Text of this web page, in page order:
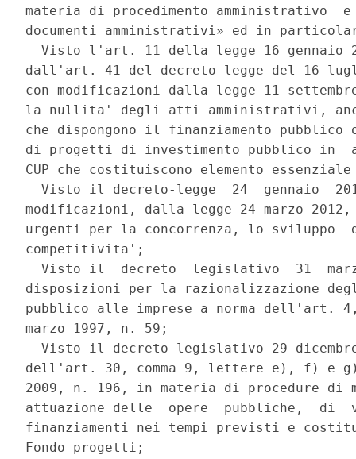
materia di procedimento
documenti amministrativi» ed in
Visto l'art. 11 della legge 16 gennaio
dall'art. 41 del decreto-legge del 16
con modificazioni dalla legge 11
la nullita' degli atti amministrativi,
che dispongono il finanziamento
di progetti di investimento pubblico in
CUP che costituiscono elemento
Visto il decreto-legge  24  gennaio
modificazioni, dalla legge 24 marzo
urgenti per la concorrenza, lo
competitivita';
Visto il  decreto  legislativo  31
disposizioni per la razionalizzazione
pubblico alle imprese a norma dell'art.
marzo 1997, n. 59;
Visto il decreto legislativo 29
dell'art. 30, comma 9, lettere e), f) e
2009, n. 196, in materia di procedure
attuazione delle  opere  pubbliche,
finanziamenti nei tempi previsti e
Fondo progetti;